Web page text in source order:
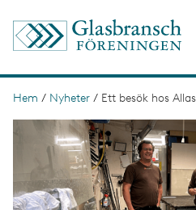
L
s
Hem / Nyheter / Ett besök hos